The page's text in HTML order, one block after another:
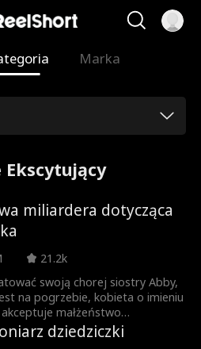
Marka
miliardera dotycząca
21.2k
swoją chorej siostry Abby,
na pogrzebie, kobieta o imieniu
małżeństwo
— bez seksu, bez miłości i z
dziedziczki